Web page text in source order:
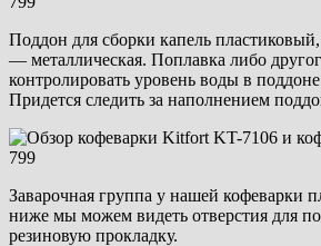
Поддон для сборки капель
— металлическая. Поплавка либо
контролировать уровень воды в
Придется следить за наполнением
Заварочная группа у нашей кофеварки
ниже мы можем видеть отверстия для
резиновую прокладку.